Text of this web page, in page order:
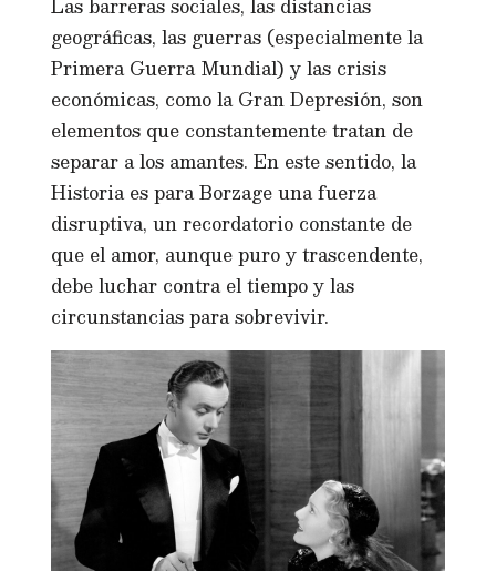
geográficas, las guerras (especialmente la
Primera Guerra Mundial) y las crisis
económicas, como la Gran Depresión, son
elementos que constantemente tratan de
separar a los amantes. En este sentido, la
Historia es para Borzage una fuerza
disruptiva, un recordatorio constante de
que el amor, aunque puro y trascendente,
debe luchar contra el tiempo y las
circunstancias para sobrevivir.